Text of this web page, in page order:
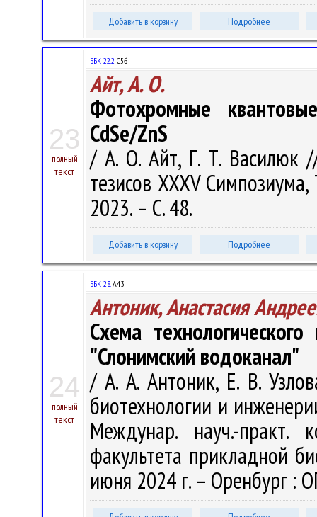
Добавить в корзину Подробнее
23
полный
текст
ББК 22.2 С56
Айт, А. О.
Фотохромные
CdSe/ZnS
/ А. О. Айт, Г. Т. Василюк
тезисов ХХХV Симпозиума,
2023. – С. 48.
Добавить в корзину Подробнее
24
полный
текст
ББК 28.А43
Антоник, Анастасия
Схема
"Слонимский водоканал"
/ А. А. Антоник, Е. В.
биотехнологии и
Междунар. науч.-практ.
факультета прикладной
июня 2024 г. – Оренбург :